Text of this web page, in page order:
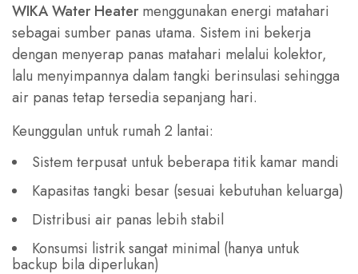
WIKA Water Heatermenggunakan energi matahari
sebagai sumber panas utama. Sistem ini bekerja
dengan menyerap panas matahari melalui kolektor,
lalu menyimpannya dalam tangki berinsulasi sehingga
air panas tetap tersedia sepanjang hari.
Keunggulan untuk rumah 2 lantai:
Sistem terpusat untuk beberapa titik kamar mandi
Kapasitas tangki besar (sesuai kebutuhan keluarga)
Distribusi air panas lebih stabil
Konsumsi listrik sangat minimal (hanya untuk
backup bila diperlukan)